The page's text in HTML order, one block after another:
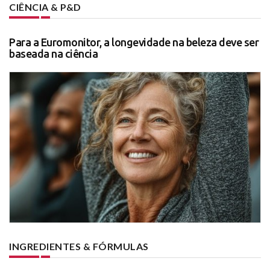
CIÊNCIA & P&D
Para a Euromonitor, a longevidade na beleza deve ser
baseada na ciência
INGREDIENTES & FÓRMULAS